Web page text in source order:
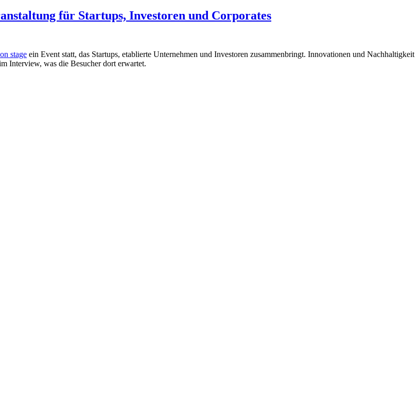
für Startups, Investoren und Corporates
stage ein Event statt, das Startups, etablierte Unternehmen und Investoren zusammenbringt. Innovationen und Nachhaltigkeit
Interview, was die Besucher dort erwartet.